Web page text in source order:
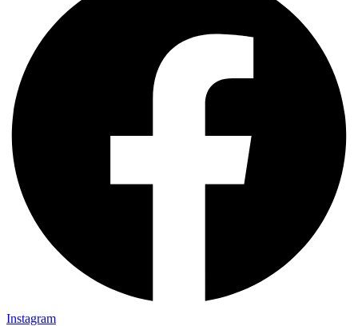
Instagram